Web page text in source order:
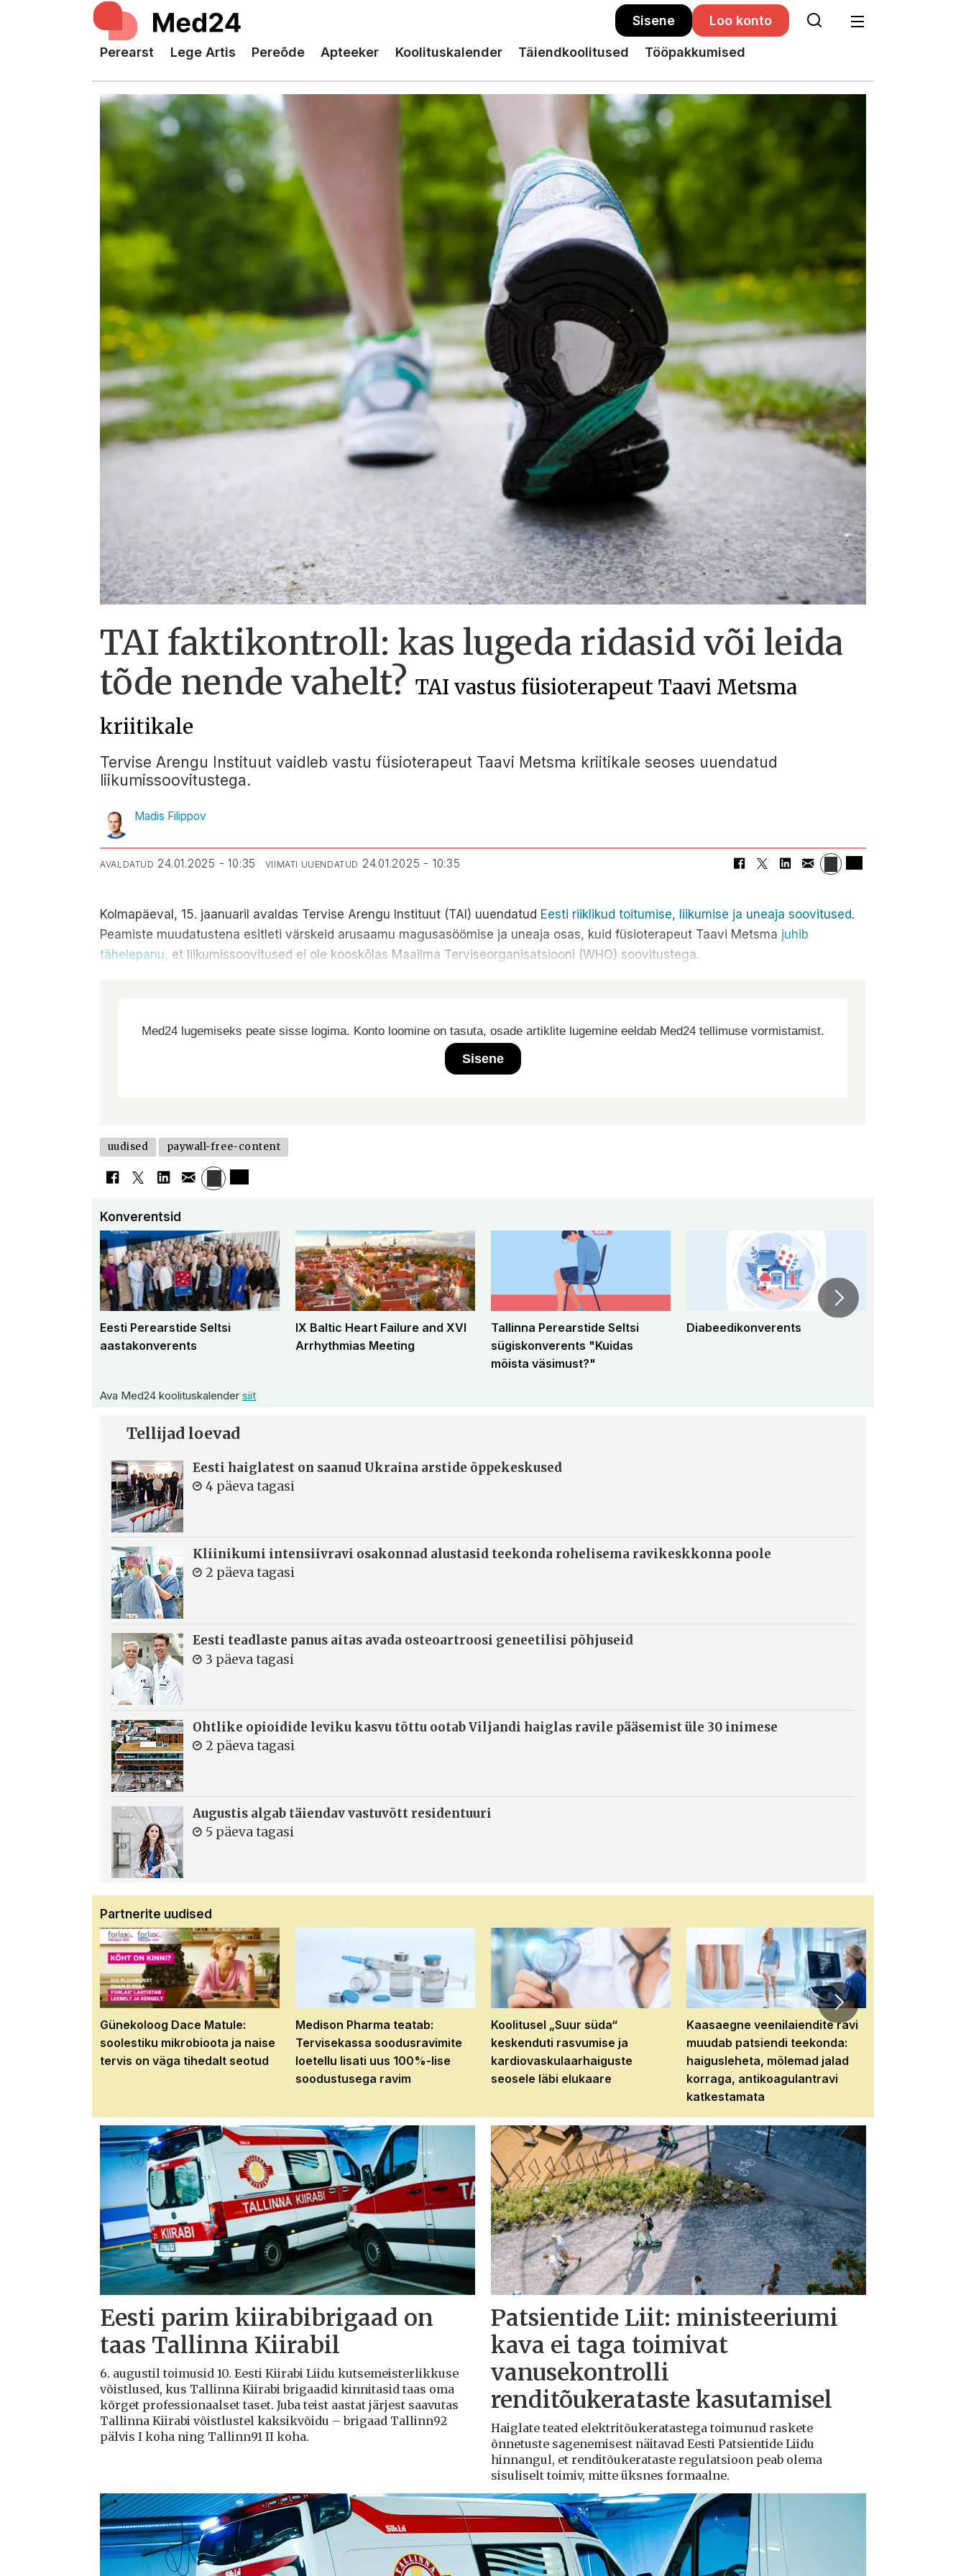
Sisene Loo konto
Perearst Lege Artis Pereõde Apteeker Koolituskalender Täiendkoolitused Tööpakkumised
TAI faktikontroll: kas lugeda ridasid või leida
tõde nende vahelt?TAI vastus füsioterapeut Taavi Metsma
kriitikale
Tervise Arengu Instituut vaidleb vastu füsioterapeut Taavi Metsma kriitikale seoses uuendatud
liikumissoovitustega.
Madis Filippov
AVALDATUD 24.01.2025 - 10:35 VIIMATI UUENDATUD 24.01.2025 - 10:35
Kolmapäeval, 15. jaanuaril avaldas Tervise Arengu Instituut (TAI) uuendatud Eesti riiklikud toitumise, liikumise ja uneaja soovitused.
Peamiste muudatustena esitleti värskeid arusaamu magusasöömise ja uneaja osas, kuid füsioterapeut Taavi Metsma juhib
tähelepanu, et liikumissoovitused ei ole kooskõlas Maailma Terviseorganisatsiooni (WHO) soovitustega.
Med24 lugemiseks peate sisse logima. Konto loomine on tasuta, osade artiklite lugemine eeldab Med24 tellimuse vormistamist.
Sisene
uudised paywall-free-content
Konverentsid
Eesti Perearstide Seltsi
aastakonverents
IX Baltic Heart Failure and XVI
Arrhythmias Meeting
Tallinna Perearstide Seltsi
sügiskonverents "Kuidas
mõista väsimust?"
Diabeedikonverents
Ava Med24 koolituskalendersiit
Tellijad loevad
Eesti haiglatest on saanud Ukraina arstide õppekeskused
4 päeva tagasi
Kliinikumi intensiivravi osakonnad alustasid teekonda rohelisema ravikeskkonna poole
2 päeva tagasi
Eesti teadlaste panus aitas avada osteoartroosi geneetilisi põhjuseid
3 päeva tagasi
Ohtlike opioidide leviku kasvu tõttu ootab Viljandi haiglas ravile pääsemist üle 30 inimese
2 päeva tagasi
Augustis algab täiendav vastuvõtt residentuuri
5 päeva tagasi
Partnerite uudised
Günekoloog Dace Matule:
soolestiku mikrobioota ja naise
tervis on väga tihedalt seotud
Medison Pharma teatab:
Tervisekassa soodusravimite
loetellu lisati uus 100%-lise
soodustusega ravim
Koolitusel „Suur süda“
keskenduti rasvumise ja
kardiovaskulaarhaiguste
seosele läbi elukaare
Kaasaegne veenilaiendite ravi
muudab patsiendi teekonda:
haigusleheta, mõlemad jalad
korraga, antikoagulantravi
katkestamata
Eesti parim kiirabibrigaad on
taas Tallinna Kiirabil
6. augustil toimusid 10. Eesti Kiirabi Liidu kutsemeisterlikkuse
võistlused, kus Tallinna Kiirabi brigaadid kinnitasid taas oma
kõrget professionaalset taset. Juba teist aastat järjest saavutas
Tallinna Kiirabi võistlustel kaksikvõidu – brigaad Tallinn92
pälvis I koha ning Tallinn91 II koha.
Patsientide Liit: ministeeriumi
kava ei taga toimivat
vanusekontrolli
renditõukerataste kasutamisel
Haiglate teated elektritõukeratastega toimunud raskete
õnnetuste sagenemisest näitavad Eesti Patsientide Liidu
hinnangul, et renditõukerataste regulatsioon peab olema
sisuliselt toimiv, mitte üksnes formaalne.